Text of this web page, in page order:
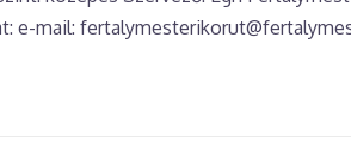
e-mail: